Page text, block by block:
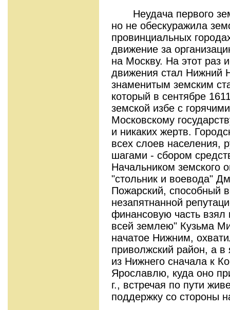
Неудача первого
но не обескуражила
провинциальных
движение за
на Москву. На этот раз
движения стал Нижний
знаменитым земским
который в сентябре
земской избе с
Московскому
и никаких жертв.
всех слоев населения,
шагами - сбором
Начальником земского
"стольник и воевода"
Пожарский, способный
незапятнанной
финансовую часть
всей землею" Кузьма
начатое Нижним,
приволжский район, а в
из Нижнего сначала к
Ярославлю, куда оно
г., встречая по пути
поддержку со стороны